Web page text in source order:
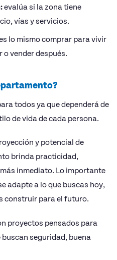
evalúa si la zona tiene
vías y servicios.
lo mismo comprar para vivir
vender después.
todos ya que dependerá de
de vida de cada persona.
y potencial de
brinda practicidad,
inmediato. Lo importante
adapte a lo que buscas hoy,
construir para el futuro.
proyectos pensados para
seguridad, buena